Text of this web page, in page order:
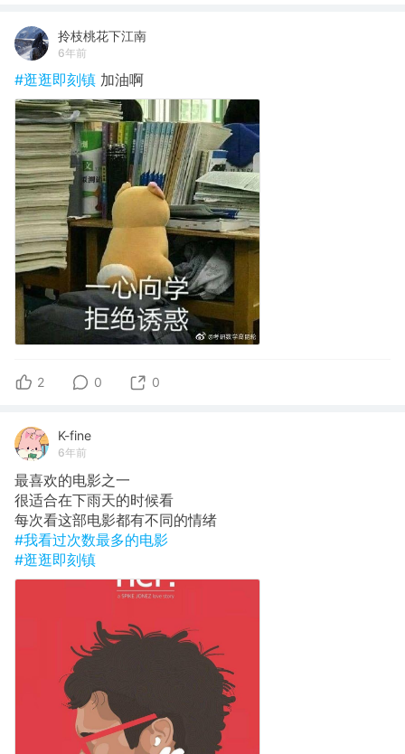
拎枝桃花下江南
6年前
#逛逛即刻镇 加油啊
2 0 0
K-fine
6年前
最喜欢的电影之一
很适合在下雨天的时候看
每次看这部电影都有不同的情绪
#我看过次数最多的电影
#逛逛即刻镇